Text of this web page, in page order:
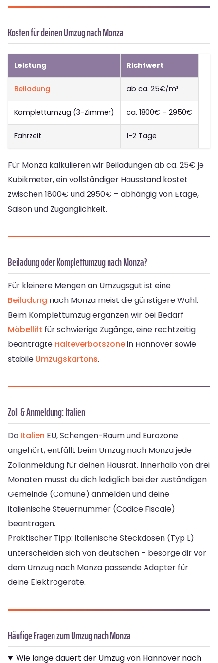
Kosten für deinen Umzug nach Monza
Leistung Richtwert
Beiladung ab ca. 25€/m³
Komplettumzug (3-Zimmer) ca. 1800€ – 2950€
Fahrzeit 1-2 Tage
Für Monza kalkulieren wir Beiladungen ab ca. 25€ je
Kubikmeter, ein vollständiger Hausstand kostet
zwischen 1800€ und 2950€ – abhängig von Etage,
Saison und Zugänglichkeit.
Beiladung oder Komplettumzug nach Monza?
Für kleinere Mengen an Umzugsgut ist eine
Beiladung nach Monza meist die günstigere Wahl.
Beim Komplettumzug ergänzen wir bei Bedarf
Möbellift für schwierige Zugänge, eine rechtzeitig
beantragte Halteverbotszonein Hannover sowie
stabile Umzugskartons.
Zoll & Anmeldung: Italien
Da Italien EU, Schengen-Raum und Eurozone
angehört, entfällt beim Umzug nach Monza jede
Zollanmeldung für deinen Hausrat. Innerhalb von drei
Monaten musst du dich lediglich bei der zuständigen
Gemeinde (Comune) anmelden und deine
italienische Steuernummer (Codice Fiscale)
beantragen.
Praktischer Tipp: Italienische Steckdosen (Typ L)
unterscheiden sich von deutschen – besorge dir vor
dem Umzug nach Monza passende Adapter für
deine Elektrogeräte.
Häufige Fragen zum Umzug nach Monza
Wie lange dauert der Umzug von Hannover nach